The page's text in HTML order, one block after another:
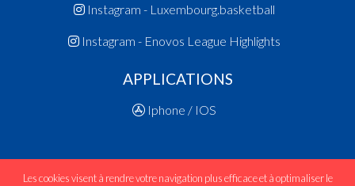
Instagram - Luxembourg.basketball
Instagram - Enovos League Highlights
APPLICATIONS
Iphone / IOS
Les cookies visent à rendre votre navigation plus efficace et à optimaliser le